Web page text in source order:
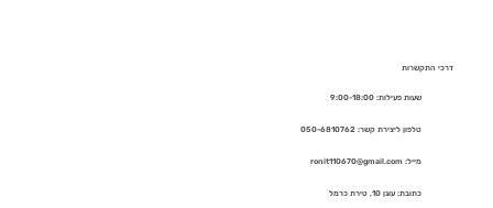
דרכי התקשרות
שעות פעילות: 9:00-18:00
טלפון ליצירת קשר: 050-6810762
מייל: ronit110670@gmail.com
כתובת: עוגן 10, טירת כרמל